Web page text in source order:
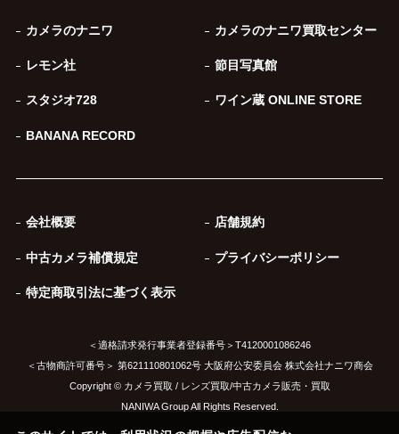
カメラのナニワ カメラのナニワ買取センター
レモン社 節目写真館
スタジオ728 ワイン蔵 ONLINE STORE
BANANA RECORD
会社概要 店舗規約
中古カメラ補償規定 プライバシーポリシー
特定商取引法に基づく表示
＜適格請求発行事業者登録番号＞T4120001086246
＜古物商許可番号＞ 第621110801062号 大阪府公安委員会 株式会社ナニワ商会
Copyright © カメラ買取 / レンズ買取/中古カメラ販売・買取
NANIWA Group All Rights Reserved.